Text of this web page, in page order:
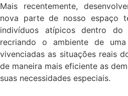
Mais recentemente,
nova parte de nosso espaço
indivíduos atípicos dentro do
recriando o ambiente de
vivenciadas as situações reais
de maneira mais eficiente as
suas necessidades especiais.